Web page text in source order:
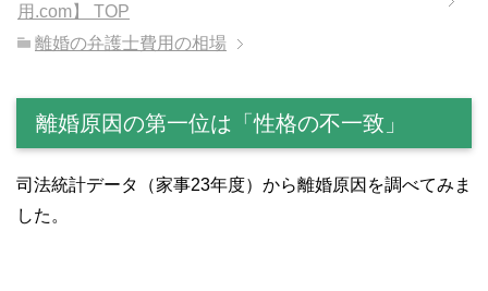
用.com】
TOP
離婚の弁護士費用の相場
離婚原因の第一位は「性格の不一致」
司法統計データ（家事23年度）から離婚原因を調べてみま
した。